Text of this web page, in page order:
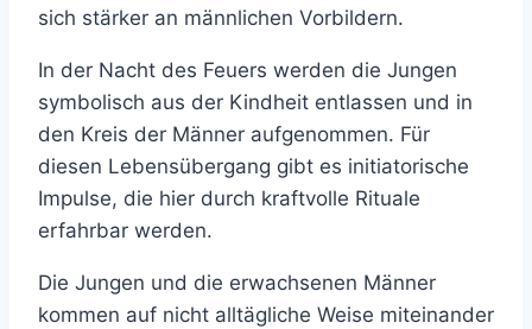
sich stärker an männlichen Vorbildern.
In der Nacht des Feuers werden die Jungen
symbolisch aus der Kindheit entlassen und in
den Kreis der Männer aufgenommen. Für
diesen Lebensübergang gibt es initiatorische
Impulse, die hier durch kraftvolle Rituale
erfahrbar werden.
Die Jungen und die erwachsenen Männer
kommen auf nicht alltägliche Weise miteinander